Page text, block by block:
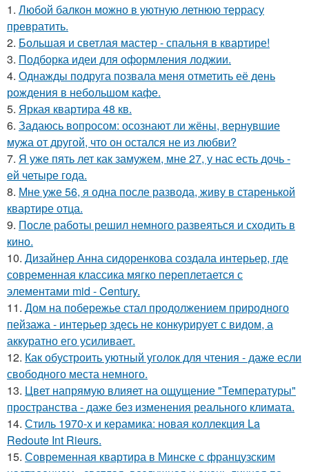
1. Любой балкон можно в уютную летнюю террасу
превратить.
2. Большая и светлая мастер - спальня в квартире!
3. Подборка идеи для оформления лоджии.
4. Однажды подруга позвала меня отметить её день
рождения в небольшом кафе.
5. Яркая квартира 48 кв.
6. Задаюсь вопросом: осознают ли жёны, вернувшие
мужа от другой, что он остался не из любви?
7. Я уже пять лет как замужем, мне 27, у нас есть дочь -
ей четыре года.
8. Мне уже 56, я одна после развода, живу в старенькой
квартире отца.
9. После работы решил немного развеяться и сходить в
кино.
10. Дизайнер Анна сидоренкова создала интерьер, где
современная классика мягко переплетается с
элементами mid - Century.
11. Дом на побережье стал продолжением природного
пейзажа - интерьер здесь не конкурирует с видом, а
аккуратно его усиливает.
12. Как обустроить уютный уголок для чтения - даже если
свободного места немного.
13. Цвет напрямую влияет на ощущение "Температуры"
пространства - даже без изменения реального климата.
14. Стиль 1970-х и керамика: новая коллекция La
Redoute Int Rieurs.
15. Современная квартира в Минске с французским